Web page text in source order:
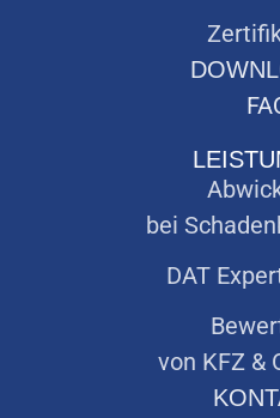
bei
DAT
von KFZ &